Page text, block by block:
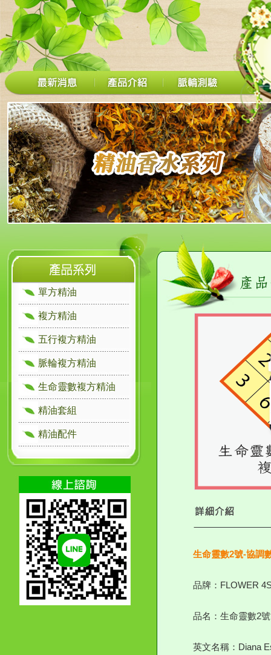
單方精油
複方精油
五行複方精油
脈輪複方精油
生命靈數複方精油
精油套組
精油配件
生命靈數2號-協調
品牌：FLOWER
品名：生命靈數2
英文名稱：Diana